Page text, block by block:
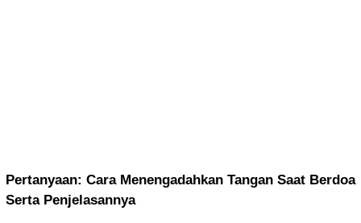
Pertanyaan: Cara Menengadahkan Tangan Saat Berdoa
Serta Penjelasannya